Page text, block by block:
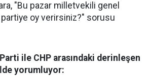
"Bu pazar milletvekili genel
oy verirsiniz?" sorusu
ile CHP arasındaki derinleşen
yorumluyor: